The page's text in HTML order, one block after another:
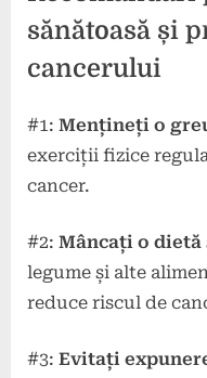
sănătoasă și
cancerului
#1: Mențineți o
exerciții fizice
cancer.
#2: Mâncați o dietă
legume și alte
reduce riscul de
#3: Evitați